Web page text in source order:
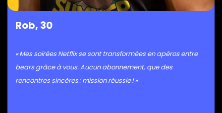
Rob, 30
« Mes soirées Netflix se sont transformées en apéros entre
bears grâce à vous. Aucun abonnement, que des
rencontres sincères : mission réussie ! »